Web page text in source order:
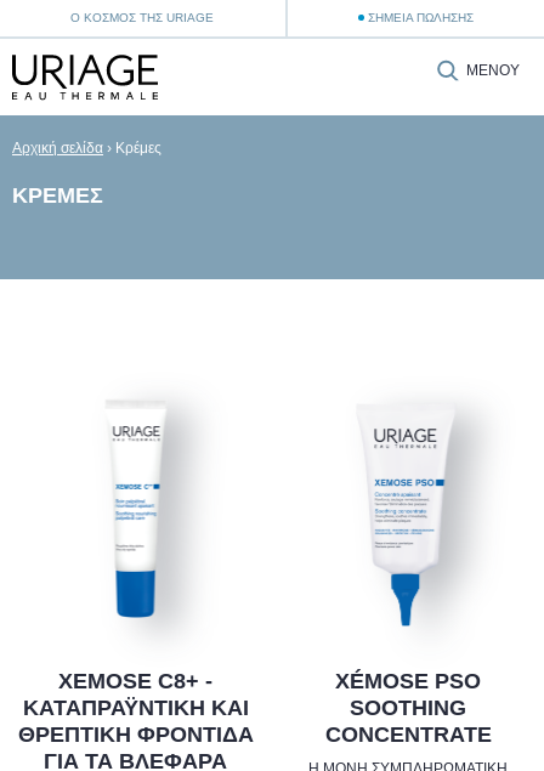
Ο ΚΌΣΜΟΣ ΤΗΣ URIAGE ΣΗΜΕΊΑ ΠΏΛΗΣΗΣ
ΜΕΝΟΎ
Αρχική σελίδα › Κρέμες
ΚΡΈΜΕΣ
XEMOSE C8+ -
ΚΑΤΑΠΡΑΫΝΤΙΚΉ ΚΑΙ
ΘΡΕΠΤΙΚΉ ΦΡΟΝΤΊΔΑ
ΓΙΑ ΤΑ ΒΛΈΦΑΡΑ
XÉMOSE PSO
SOOTHING
CONCENTRATE